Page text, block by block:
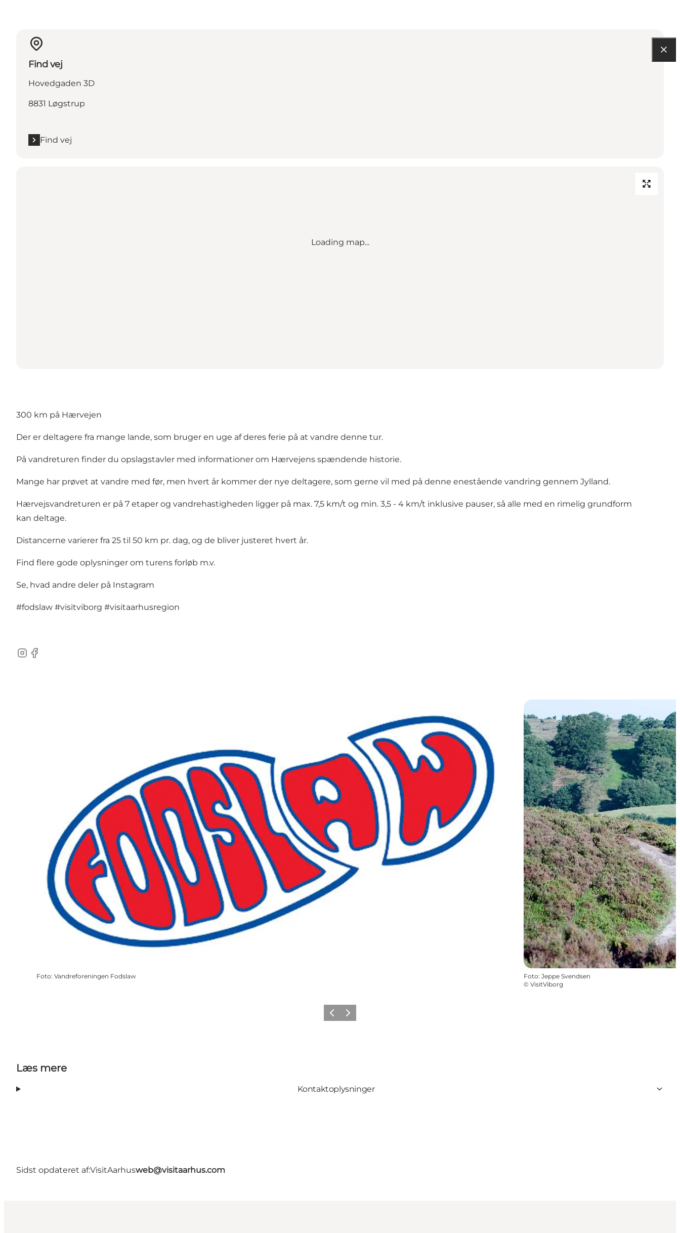
Find vej
Hovedgaden 3D
8831 Løgstrup
Find vej
Loading map...
300 km på Hærvejen
Der er deltagere fra mange lande, som bruger en uge af deres ferie på at vandre denne tur.
På vandreturen finder du opslagstavler med informationer om Hærvejens spændende historie.
Mange har prøvet at vandre med før, men hvert år kommer der nye deltagere, som gerne vil med på denne enestående vandring gennem Jylland.
Hærvejsvandreturen er på 7 etaper og vandrehastigheden ligger på max. 7,5 km/t og min. 3,5 - 4 km/t inklusive pauser, så alle med en rimelig grundform
kan deltage.
Distancerne varierer fra 25 til 50 km pr. dag, og de bliver justeret hvert år.
Find flere gode oplysninger om turens forløb m.v.
Se, hvad andre deler på Instagram
#fodslaw #visitviborg #visitaarhusregion
Instagram
Facebook
Foto: Vandreforeningen Fodslaw Foto: Jeppe Svendsen
© VisitViborg
ForrigeNæste
Læs mere
Kontaktoplysninger
Sidst opdateret af:VisitAarhusweb@visitaarhus.com